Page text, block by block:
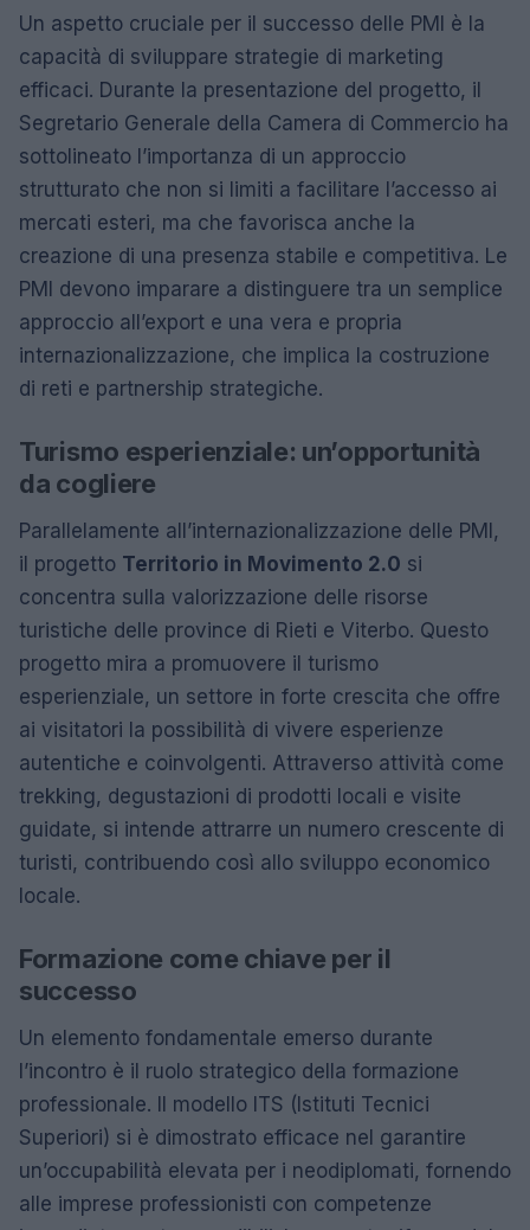
Un aspetto cruciale per il successo delle PMI è la
capacità di sviluppare strategie di marketing
efficaci. Durante la presentazione del progetto, il
Segretario Generale della Camera di Commercio ha
sottolineato l’importanza di un approccio
strutturato che non si limiti a facilitare l’accesso ai
mercati esteri, ma che favorisca anche la
creazione di una presenza stabile e competitiva. Le
PMI devono imparare a distinguere tra un semplice
approccio all’export e una vera e propria
internazionalizzazione, che implica la costruzione
di reti e partnership strategiche.
Turismo esperienziale: un’opportunità
da cogliere
Parallelamente all’internazionalizzazione delle PMI,
il progetto Territorio in Movimento 2.0 si
concentra sulla valorizzazione delle risorse
turistiche delle province di Rieti e Viterbo. Questo
progetto mira a promuovere il turismo
esperienziale, un settore in forte crescita che offre
ai visitatori la possibilità di vivere esperienze
autentiche e coinvolgenti. Attraverso attività come
trekking, degustazioni di prodotti locali e visite
guidate, si intende attrarre un numero crescente di
turisti, contribuendo così allo sviluppo economico
locale.
Formazione come chiave per il
successo
Un elemento fondamentale emerso durante
l’incontro è il ruolo strategico della formazione
professionale. Il modello ITS (Istituti Tecnici
Superiori) si è dimostrato efficace nel garantire
un’occupabilità elevata per i neodiplomati, fornendo
alle imprese professionisti con competenze